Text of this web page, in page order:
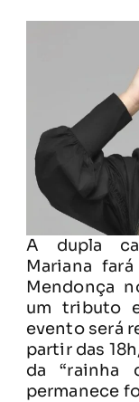
A dupla
Mariana
Mendonça
um tributo
evento será
partir das
da “rainha
permanece